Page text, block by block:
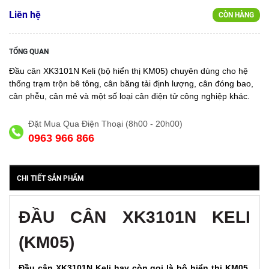
Liên hệ CÒN HÀNG
TỔNG QUAN
Đầu cân XK3101N Keli (bộ hiển thị KM05) chuyên dùng cho hệ
thống trạm trộn bê tông, cân băng tải định lượng, cân đóng bao,
cân phễu, cân mẻ và một số loại cân điện tử công nghiệp khác.
Đặt Mua Qua Điện Thoại (8h00 - 20h00)
0963 966 866
CHI TIẾT SẢN PHẨM
ĐẦU CÂN XK3101N KELI
(KM05)